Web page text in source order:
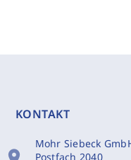
KONTAKT
Mohr Siebeck
Postfach 2040